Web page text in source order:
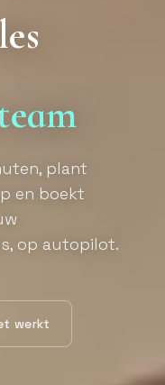
plant
en boekt
op autopilot.
werkt